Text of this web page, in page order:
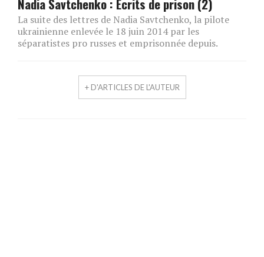
Nadia Savtchenko : Ecrits de prison (2)
La suite des lettres de Nadia Savtchenko, la pilote
ukrainienne enlevée le 18 juin 2014 par les
séparatistes pro russes et emprisonnée depuis.
+ D'ARTICLES DE L'AUTEUR